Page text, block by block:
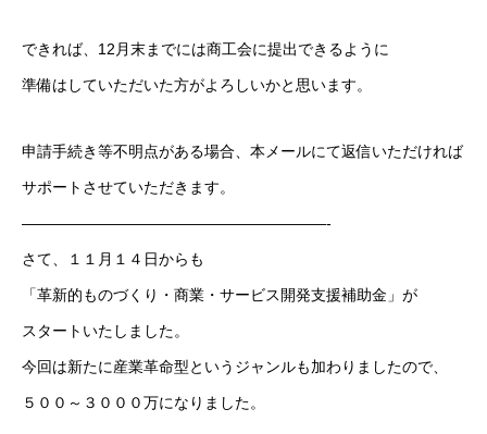
できれば、12月末までには商工会に提出できるように
準備はしていただいた方がよろしいかと思います。
申請手続き等不明点がある場合、本メールにて返信いただければ
サポートさせていただきます。
————————————————————-
さて、１１月１４日からも
「革新的ものづくり・商業・サービス開発支援補助金」が
スタートいたしました。
今回は新たに産業革命型というジャンルも加わりましたので、
５００～３０００万になりました。